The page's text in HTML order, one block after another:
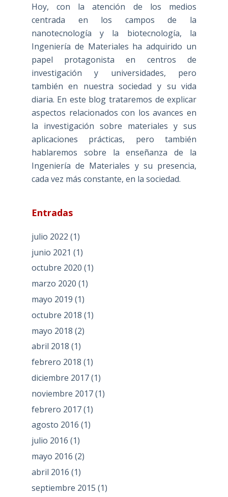
Hoy, con la atención de los medios
centrada en los campos de la
nanotecnología y la biotecnología, la
Ingeniería de Materiales ha adquirido un
papel protagonista en centros de
investigación y universidades, pero
también en nuestra sociedad y su vida
diaria. En este blog trataremos de explicar
aspectos relacionados con los avances en
la investigación sobre materiales y sus
aplicaciones prácticas, pero también
hablaremos sobre la enseñanza de la
Ingeniería de Materiales y su presencia,
cada vez más constante, en la sociedad.
Entradas
julio 2022 (1)
junio 2021 (1)
octubre 2020 (1)
marzo 2020 (1)
mayo 2019 (1)
octubre 2018 (1)
mayo 2018 (2)
abril 2018 (1)
febrero 2018 (1)
diciembre 2017(1)
noviembre 2017(1)
febrero 2017(1)
agosto 2016 (1)
julio 2016 (1)
mayo 2016 (2)
abril 2016 (1)
septiembre 2015 (1)